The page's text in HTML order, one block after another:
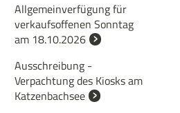
Allgemeinverfügung für
verkaufsoffenen Sonntag
am 18.10.2026
Ausschreibung -
Verpachtung des Kiosks am
Katzenbachsee